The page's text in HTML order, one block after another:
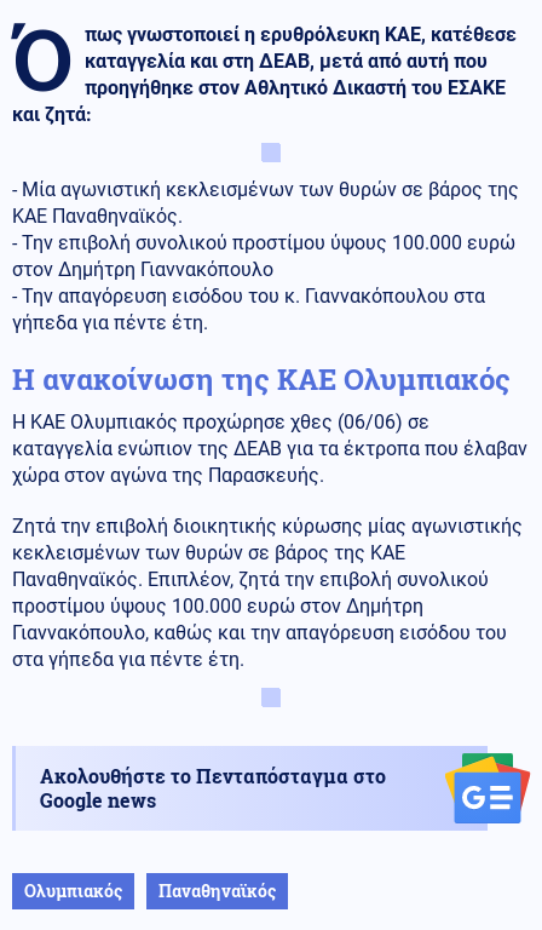
Ό
πως γνωστοποιεί η ερυθρόλευκη ΚΑΕ, κατέθεσε
καταγγελία και στη ΔΕΑΒ, μετά από αυτή που
προηγήθηκε στον Αθλητικό Δικαστή του ΕΣΑΚΕ
και ζητά:
- Μία αγωνιστική κεκλεισμένων των θυρών σε βάρος της
ΚΑΕ Παναθηναϊκός.
- Την επιβολή συνολικού προστίμου ύψους 100.000 ευρώ
στον Δημήτρη Γιαννακόπουλο
- Την απαγόρευση εισόδου του κ. Γιαννακόπουλου στα
γήπεδα για πέντε έτη.
Η ανακοίνωση της ΚΑΕ Ολυμπιακός
Η ΚΑΕ Ολυμπιακός προχώρησε χθες (06/06) σε
καταγγελία ενώπιον της ΔΕΑΒ για τα έκτροπα που έλαβαν
χώρα στον αγώνα της Παρασκευής.
Ζητά την επιβολή διοικητικής κύρωσης μίας αγωνιστικής
κεκλεισμένων των θυρών σε βάρος της ΚΑΕ
Παναθηναϊκός. Επιπλέον, ζητά την επιβολή συνολικού
προστίμου ύψους 100.000 ευρώ στον Δημήτρη
Γιαννακόπουλο, καθώς και την απαγόρευση εισόδου του
στα γήπεδα για πέντε έτη.
Ακολουθήστε το Πενταπόσταγμα στο
Google news
Ολυμπιακός Παναθηναϊκός